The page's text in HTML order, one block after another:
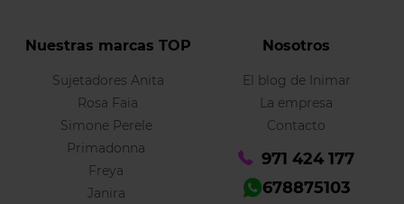
Nuestras marcas TOP
Sujetadores Anita
Rosa Faia
Simone Perele
Primadonna
Freya
Janira
Nosotros
El blog de Inimar
La empresa
Contacto
971 424 177
678875103